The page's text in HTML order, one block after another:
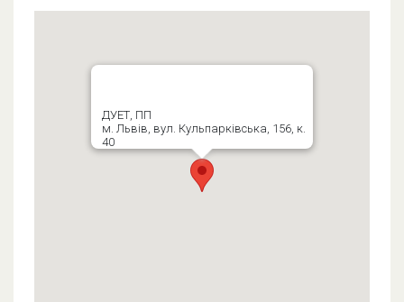
ДУЕТ, ПП
м. Львів, вул. Кульпарківська, 156, к.
40